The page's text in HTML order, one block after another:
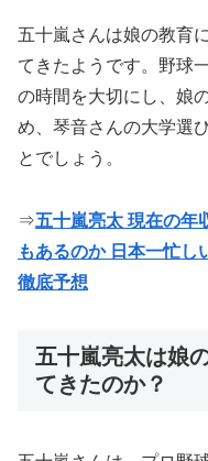
五十嵐さんは娘の教育
てきたようです。野球
の時間を大切にし、娘
め、琴音さんの大学選
とでしょう。
⇒五十嵐亮太 現在の年
もあるのか 日本一忙し
徹底予想
五十嵐亮太は娘
てきたのか？